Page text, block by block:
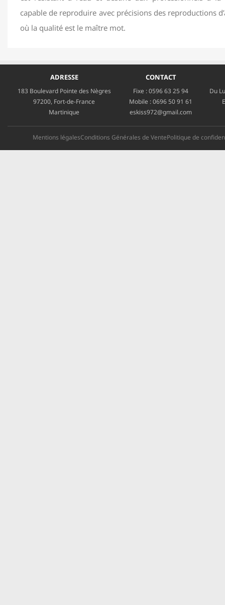
capable de reproduire avec précisions des reproductions
où la qualité est le maître mot.
ADRESSE
183 Boulevard Pointe des Nègres
97200, Fort-de-France
Martinique
CONTACT
Fixe :0596 63 25 94
Mobile :0696 50 91 61
eskiss972@gmail.com
Du
Mentions légalesConditions Générales de VentePolitique de